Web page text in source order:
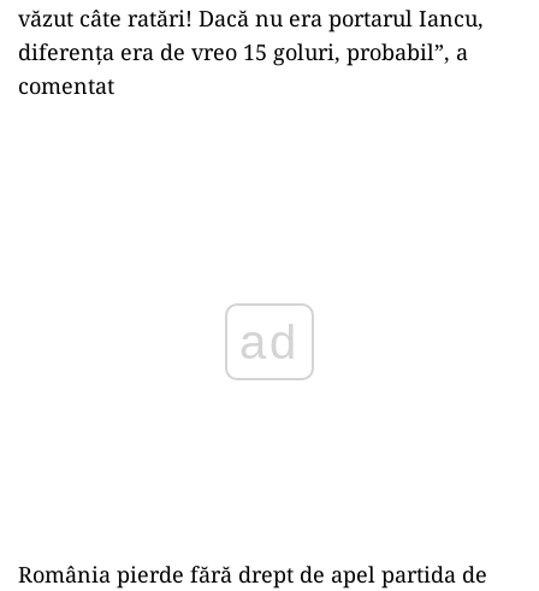
văzut câte ratări! Dacă nu era portarul Iancu,
diferența era de vreo 15 goluri, probabil”, a
comentat
ad
România pierde fără drept de apel partida de